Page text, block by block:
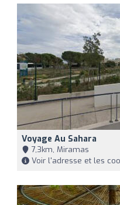
Voyage Au Sahara
7,3km, Miramas
Voir l'adresse et les